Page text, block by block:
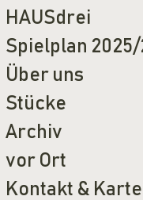
HAUSdrei
Spielplan 2025/
Über uns
Stücke
Archiv
vor Ort
Kontakt &